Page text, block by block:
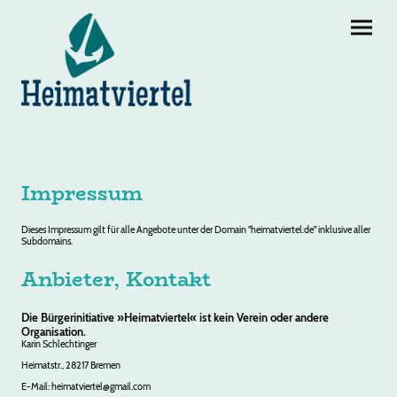
Impressum
Dieses Impressum gilt für alle Angebote unter der Domain "heimatviertel.de" inklusive aller
Subdomains.
Anbieter, Kontakt
Die Bürgerinitiative »Heimatviertel« ist kein Verein oder andere
Organisation.
Karin Schlechtinger
Heimatstr., 28217 Bremen
E-Mail: heimatviertel@gmail.com